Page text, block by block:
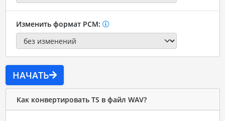
Изменить формат PCM:
НАЧАТЬ
Как конвертировать TS в файл WAV?